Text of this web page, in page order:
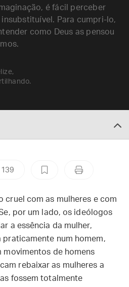
é fácil perceber
Para cumpri-lo,
como Deus as pensou
139
cruel com as mulheres e com
por um lado, os ideólogos
a essência da mulher,
num homem,
de homens
rebaixar as mulheres a
fossem totalmente